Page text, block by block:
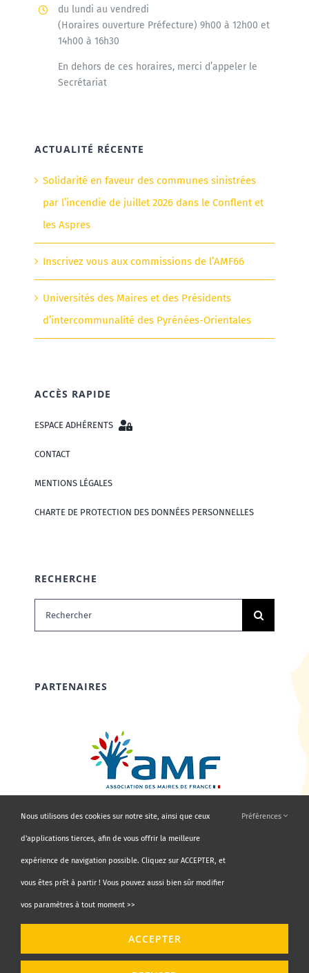
du lundi au vendredi
(Horaires ouverture Préfecture) 9h00 à 12h00 et
14h00 à 16h30
En dehors de ces horaires, merci d’appeler le
Secrétariat
ACTUALITÉ RÉCENTE
Solidarité en faveur des communes sinistrées
par l’incendie de juillet 2026 dans le Conflent et
les Aspres
Inscrivez vous aux commissions de l’AMF66
Universités des Maires et des Présidents
d’intercommunalité des Pyrénées-Orientales
ACCÈS RAPIDE
ESPACE ADHÉRENTS
CONTACT
MENTIONS LÉGALES
CHARTE DE PROTECTION DES DONNÉES PERSONNELLES
RECHERCHE
Rechercher:
PARTENAIRES
© Copyright 2010 - 2026 | AMF66 | Tous droits réservés |
Nous utilisons des cookies sur notre site, ainsi que ceux
d'applications tierces, afin de vous offrir la meilleure
expérience de navigation possible. Cliquez sur ACCEPTER, et
vous êtes prêt à partir ! Vous pouvez aussi bien sûr modifier
vos paramètres à tout moment >>
Préférences
ACCEPTER